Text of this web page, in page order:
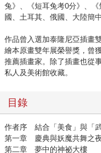
兔》、《短耳兔考0分》、
國、土耳其、俄國、大陸簡
作品曾入選加泰隆尼亞插畫
繪本原畫雙年展榮譽獎，曾
推薦插畫家。除了插畫也從
私人及美術館收藏。
目錄
作者序 結合「美食」與「
第一章 慶典與妖魔共舞之
第二章 夢中的神祕大樓